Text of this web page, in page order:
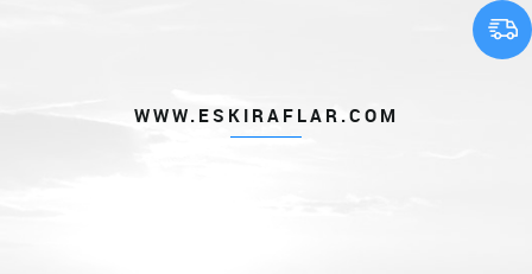
WWW.ESKIRAFLAR.COM